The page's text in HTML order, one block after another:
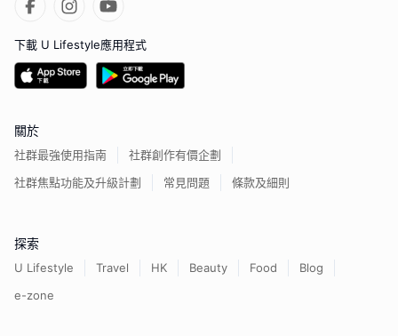
下載 U Lifestyle應用程式
關於
社群最強使用指南
社群創作有價企劃
社群焦點功能及升級計劃
常見問題 條款及細則
探索
U Lifestyle Travel HK Beauty Food
Blog
e-zone